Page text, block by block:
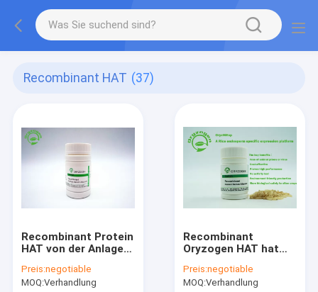
Recombinant HAT (37)
Recombinant Protein
HAT von der Anlage
Tierbestandteil-
Endotoxin weniger
Preis:negotiable
MOQ:Verhandlung
Recombinant
Oryzogen HAT hat
Übereinstimmungs-
Serum-Albumin-
Preis:negotiable
MOQ:Verhandlung